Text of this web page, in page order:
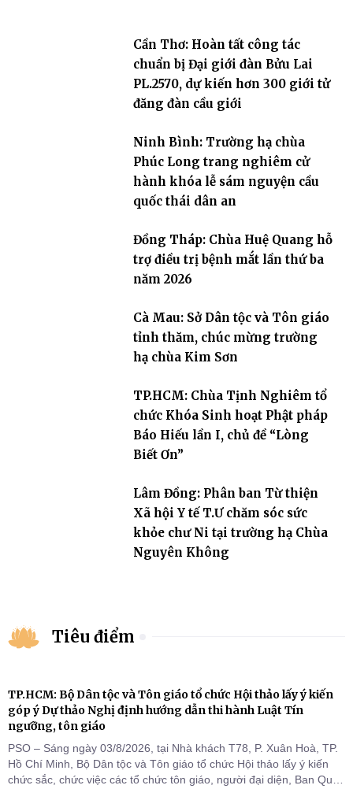
Cần Thơ: Hoàn tất công tác
chuẩn bị Đại giới đàn Bửu Lai
PL.2570, dự kiến hơn 300 giới tử
đăng đàn cầu giới
Ninh Bình: Trường hạ chùa
Phúc Long trang nghiêm cử
hành khóa lễ sám nguyện cầu
quốc thái dân an
Đồng Tháp: Chùa Huệ Quang hỗ
trợ điều trị bệnh mắt lần thứ ba
năm 2026
Cà Mau: Sở Dân tộc và Tôn giáo
tỉnh thăm, chúc mừng trường
hạ chùa Kim Sơn
TP.HCM: Chùa Tịnh Nghiêm tổ
chức Khóa Sinh hoạt Phật pháp
Báo Hiếu lần I, chủ đề “Lòng
Biết Ơn”
Lâm Đồng: Phân ban Từ thiện
Xã hội Y tế T.Ư chăm sóc sức
khỏe chư Ni tại trường hạ Chùa
Nguyên Không
Tiêu điểm
TP.HCM: Bộ Dân tộc và Tôn giáo tổ chức Hội thảo lấy ý kiến
góp ý Dự thảo Nghị định hướng dẫn thi hành Luật Tín
ngưỡng, tôn giáo
PSO – Sáng ngày 03/8/2026, tại Nhà khách T78, P. Xuân Hoà, TP.
Hồ Chí Minh, Bộ Dân tộc và Tôn giáo tổ chức Hội thảo lấy ý kiến
chức sắc, chức việc các tổ chức tôn giáo, người đại diện, Ban Quản